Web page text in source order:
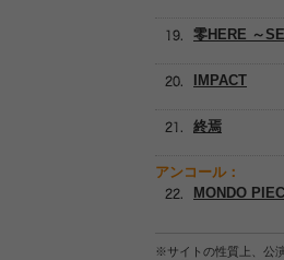
零HERE ～
IMPACT
終焉
アンコール：
MONDO
※サイトの性質上、公